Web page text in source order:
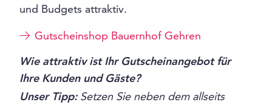
und Budgets attraktiv.
Gutscheinshop Bauernhof Gehren
Wie attraktiv ist Ihr Gutscheinangebot für
Ihre Kunden und Gäste?
Unser Tipp:Setzen Sie neben dem allseits